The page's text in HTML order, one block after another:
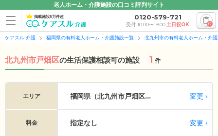
老人ホーム・介護施設の口コミ評判サイト
掲載施設5万件超 0120-579-721
受付 10:00〜19:00土日祝OK 0
ケアスル 介護 福岡県の有料老人ホーム・介護施設一覧 北九州市の有料老人ホーム・介
北九州市戸畑区の生活保護相談可の施設 1 件
エリア 福岡県（北九州市戸畑区... 変更
料金 指定なし 変更